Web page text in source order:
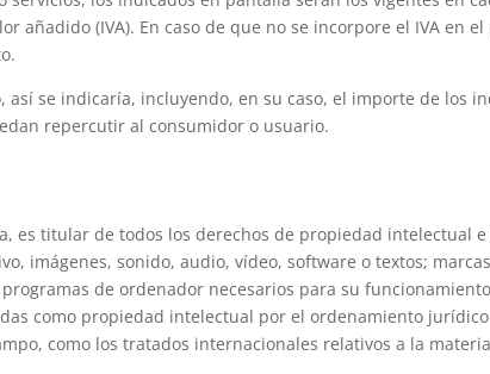
añadido (IVA). En caso de que no se incorpore el IVA en
se indicaría, incluyendo, en su caso, el importe de los
repercutir al consumidor o usuario.
es titular de todos los derechos de propiedad
imágenes, sonido, audio, vídeo, software o textos;
de ordenador necesarios para su
como propiedad intelectual por el ordenamiento
como los tratados internacionales relativos a la